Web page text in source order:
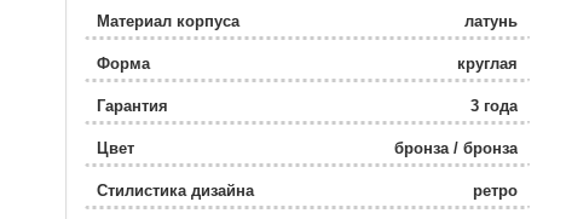
Материал корпуса латунь
Форма круглая
Гарантия 3 года
Цвет бронза / бронза
Стилистика дизайна ретро